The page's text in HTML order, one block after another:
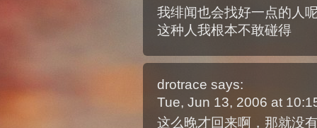
我绯闻也会找好一点的人
这种人我根本不敢碰得
drotrace says:
Tue, Jun 13, 2006 at
这么晚才回来啊，那就没